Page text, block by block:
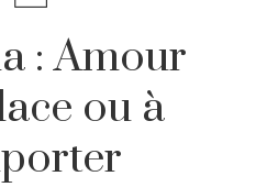
: Amour
ou à